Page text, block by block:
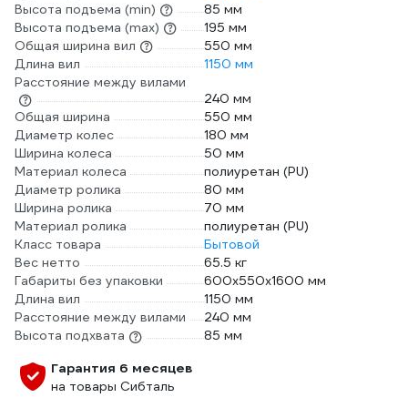
Высота подъема (min)
85 мм
Высота подъема (max)
195 мм
Общая ширина вил
550 мм
Длина вил
1150 мм
Расстояние между вилами
240 мм
Общая ширина
550 мм
Диаметр колес
180 мм
Ширина колеса
50 мм
Материал колеса
полиуретан (PU)
Диаметр ролика
80 мм
Ширина ролика
70 мм
Материал ролика
полиуретан (PU)
Класс товара
Бытовой
Вес нетто
65.5 кг
Габариты без упаковки
600х550х1600 мм
Длина вил
1150 мм
Расстояние между вилами
240 мм
Высота подхвата
85 мм
Гарантия 6 месяцев
на товары Сибталь